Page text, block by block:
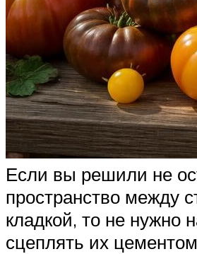
Если вы решили не
пространство между
кладкой, то не нужно
сцеплять их